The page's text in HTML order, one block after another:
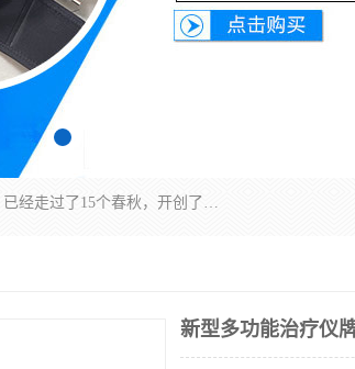
深圳运康达华科技有限公司是一家致力于健康健康产业的现代化企业，已经走过了15个春秋，开创了中医外用发展的新未来，是专业从事中医医疗仪器的研发、生产、销售、服务为一体的子公司，在医疗器械的设计、开发和生产方面率先引进国际先进技术和好的科技人员，先后开发出了场效应治疗仪、多功能治疗仪、颈椎治疗仪、腰椎治疗仪、增效垫等多个系列。
新型多功能治疗仪